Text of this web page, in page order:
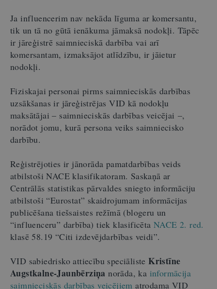
Ja influencerim nav nekāda līguma ar komersantu,
tik un tā no gūtā ienākuma jāmaksā nodokļi. Tāpēc
ir jāreģistrē saimnieciskā darbība vai arī
komersantam, izmaksājot atlīdzību, ir jāietur
nodokļi.
Fiziskajai personai pirms saimnieciskās darbības
uzsākšanas ir jāreģistrējas VID kā nodokļu
maksātājai – saimnieciskās darbības veicējai –,
norādot jomu, kurā persona veiks saimniecisko
darbību.
Reģistrējoties ir jānorāda pamatdarbības veids
atbilstoši NACE klasifikatoram. Saskaņā ar
Centrālās statistikas pārvaldes sniegto informāciju
atbilstoši “Eurostat” skaidrojumam informācijas
publicēšana tiešsaistes režīmā (blogeru un
“influenceru” darbība) tiek klasificētaNACE 2. red.
klasē 58.19 “Citi izdevējdarbības veidi”.
VID sabiedrisko attiecību speciālisteKristīne
Augstkalne-Jaunbērziņa norāda, ka informācija
saimnieciskās darbības veicējiem atrodama VID